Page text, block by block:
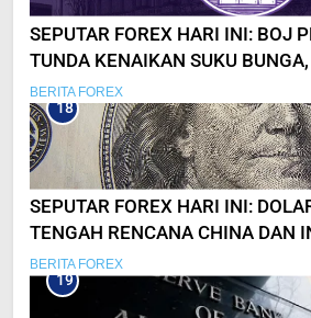
SEPUTAR FOREX HARI INI: BOJ
TUNDA KENAIKAN SUKU
BERITA FOREX
18
SEPUTAR FOREX HARI INI:
TENGAH RENCANA CHINA DAN
BERITA FOREX
19